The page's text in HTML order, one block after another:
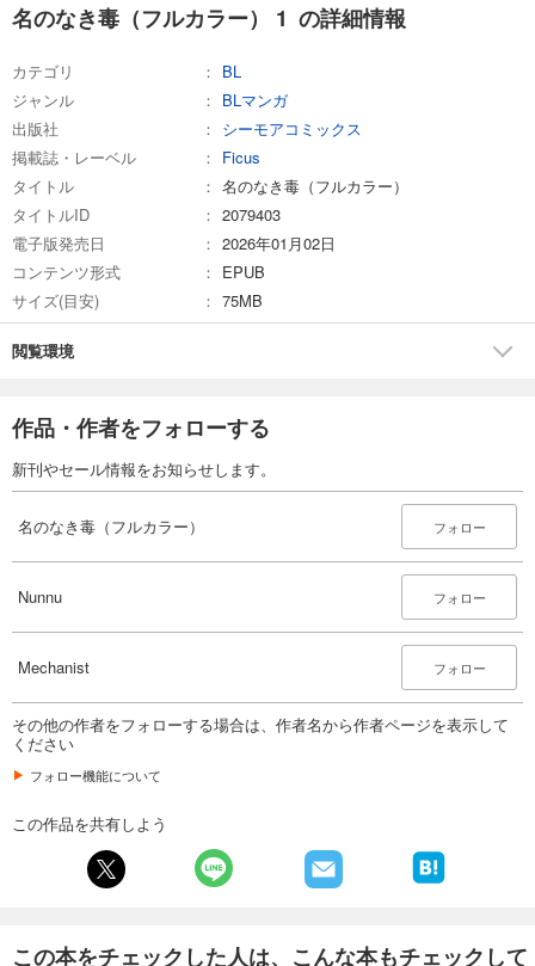
あらすじを表示する
名のなき毒（フルカラー） 18
242
あらすじを表示する
名のなき毒（フルカラー） 19
242円 (税込)
あらすじを表示する
名のなき毒（フルカラー） 20
242円 (税込)
カート
試し読み
名のなき毒（フルカラー） 21
試し読み
242 円 (税込)
名のなき毒（フルカラー） 1 の詳細情報
カテゴリ
BL
ジャンル
BLマンガ
出版社
シーモアコミックス
掲載誌・レーベル
Ficus
タイトル
名のなき毒（フルカラー）
タイトルID
2079403
電子版発売日
2026年01月02日
コンテンツ形式
EPUB
サイズ(目安)
75MB
閲覧環境
作品・作者をフォローする
新刊やセール情報をお知らせします。
名のなき毒（フルカラー） フォロー
Nunnu フォロー
Mechanist フォロー
その他の作者をフォローする場合は、作者名から作者ページを表示して
ください
フォロー機能について
この作品を共有しよう
この本をチェックした人は、こんな本もチェックして